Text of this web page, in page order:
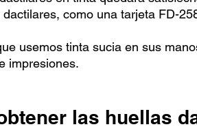
como una tarjeta FD-
usemos tinta sucia en sus
impresiones.
las huellas